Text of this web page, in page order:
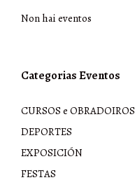
Non hai eventos
Categorias Eventos
CURSOS e OBRADOIROS
DEPORTES
EXPOSICIÓN
FESTAS